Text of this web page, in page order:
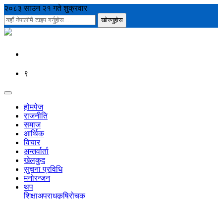
२०८३ साउन २१ गते शुक्रवार
९
होमपेज
राजनीति
समाज
आर्थिक
विचार
अन्तर्वार्ता
खेलकुद
सुचना प्रविधि
मनोरन्जन
थप
शिक्षाअपराधकृषिरोचक